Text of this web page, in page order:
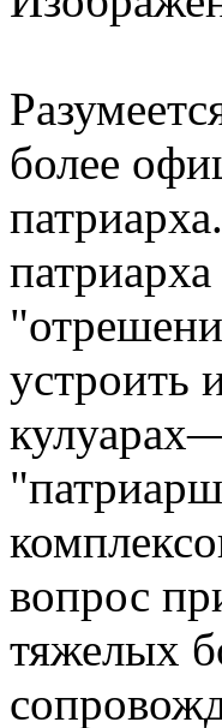
более
устроить
вопрос
тяжелых